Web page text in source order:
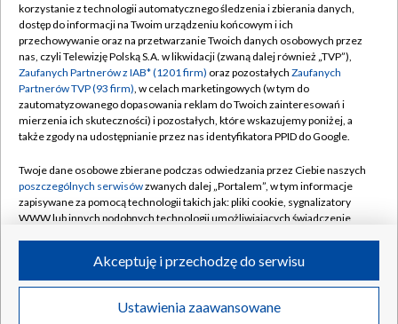
TVP
Abonament TVP
Emisja w TVP
Centrum informacji TVP
Naziemna Telewizja Cyfrowa
Rada Programowa
System NOS
Informacje o nadawcy
Program dla prasy
Regulamin TVP
Polityka prywatności
Moje zgody
Pomoc
Kontakt
Kanały
©2026 Telewizja Polska S.A. w likwidacji
korzystanie z technologii automatycznego śledzenia i zbierania danych,
dostęp do informacji na Twoim urządzeniu końcowym i ich
przechowywanie oraz na przetwarzanie Twoich danych osobowych przez
nas, czyli Telewizję Polską S.A. w likwidacji (zwaną dalej również „TVP”),
Zaufanych Partnerów z IAB* (1201 firm) oraz pozostałych Zaufanych
Partnerów TVP (93 firm), w celach marketingowych (w tym do
zautomatyzowanego dopasowania reklam do Twoich zainteresowań i
mierzenia ich skuteczności) i pozostałych, które wskazujemy poniżej, a
także zgody na udostępnianie przez nas identyfikatora PPID do Google.
Twoje dane osobowe zbierane podczas odwiedzania przez Ciebie naszych
poszczególnych serwisówzwanych dalej „Portalem”, w tym informacje
zapisywane za pomocą technologii takich jak: pliki cookie, sygnalizatory
WWW lub innych podobnych technologii umożliwiających świadczenie
ruchu w Internecie.
Twoje dane osobowe zbierane podczas odwiedzania przez Ciebie
poszczególnych serwisówna Portalu, takie jak adresy IP, identyfikatory
Ustawienia zaawansowane
Akceptuję i przechodzę do serwisu